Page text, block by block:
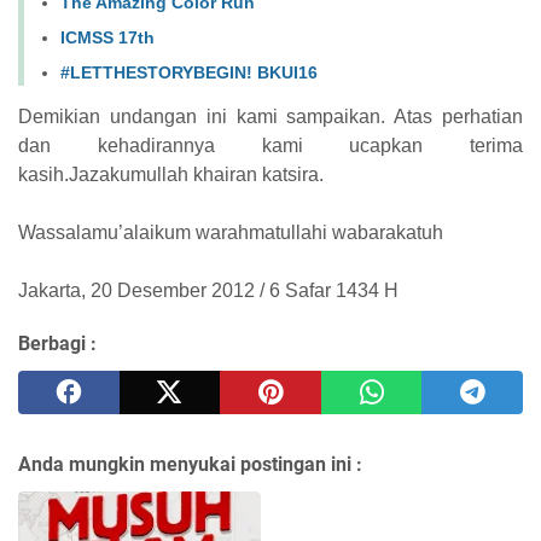
ICMSS 17th
#LETTHESTORYBEGIN! BKUI16
Demikian undangan ini kami sampaikan. Atas perhatian
dan kehadirannya kami ucapkan terima
kasih.Jazakumullah khairan katsira.
Wassalamu’alaikum warahmatullahi wabarakatuh
Jakarta, 20 Desember 2012 / 6 Safar 1434 H
Berbagi :
Anda mungkin menyukai postingan ini :